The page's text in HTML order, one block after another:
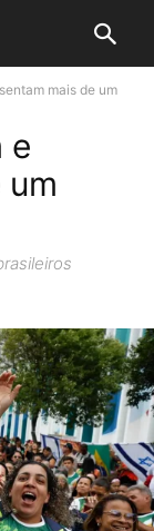
mais de um
e